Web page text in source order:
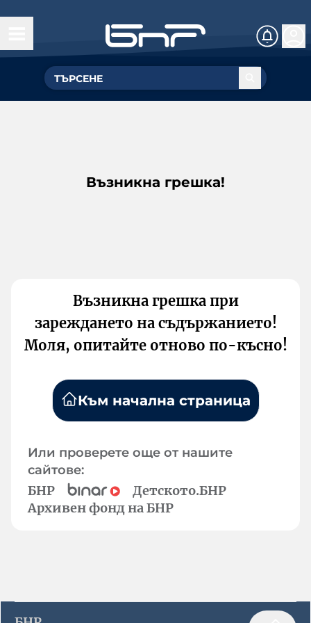
Възникна грешка!
Възникна грешка при
зареждането на съдържанието!
Моля, опитайте отново по-късно!
Към начална страница
Или проверете още от нашите
сайтове:
БНР
Детското.БНР
Архивен фонд на БНР